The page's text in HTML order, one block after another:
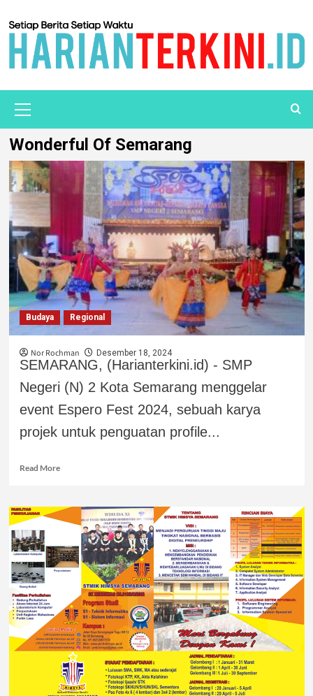
Wonderful Of Semarang
Budaya Regional
Nor Rochman Desember 18, 2024
SEMARANG, (Harianterkini.id) - SMP
Negeri (N) 2 Kota Semarang menggelar
event Espero Fest 2024, sebuah karya
projek untuk penguatan profile...
Read More